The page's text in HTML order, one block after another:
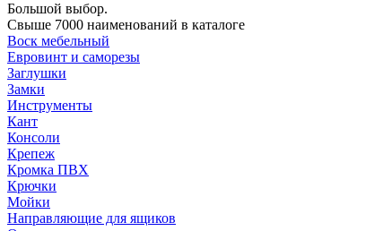
Большой выбор.
Свыше 7000 наименований в каталоге
Воск мебельный
Евровинт и саморезы
Заглушки
Замки
Инструменты
Кант
Консоли
Крепеж
Кромка ПВХ
Крючки
Мойки
Направляющие для ящиков